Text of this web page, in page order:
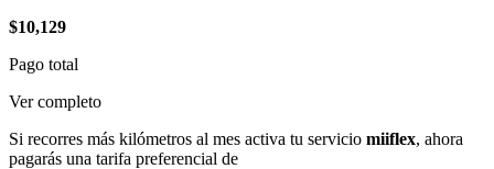
$10,129
Pago total
Ver completo
Si recorres más kilómetros al mes activa tu servicio miiflex, ahora
pagarás una tarifa preferencial de